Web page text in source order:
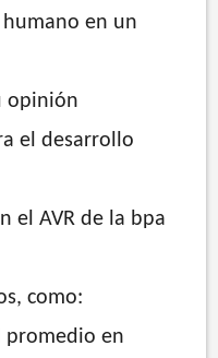
en un
opinión
el desarrollo
el AVR de la bpa
como:
en